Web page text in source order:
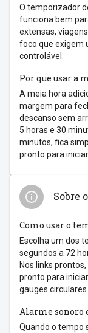
O temporizador
funciona bem
extensas,
foco que exigem
controlável.
Por que usar a
A meia hora
margem para
descanso sem
5 horas e 30
minutos, fica
pronto para
Sobre
Como usar o
Escolha um dos
segundos a 72
Nos links
pronto para
gauges
Alarme sonoro
Quando o tempo